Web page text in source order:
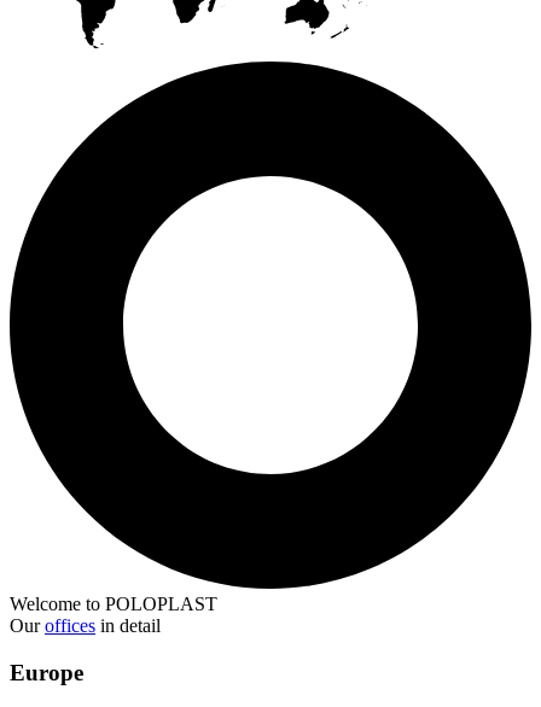
Welcome to POLOPLAST
Ouroffices in detail
Europe